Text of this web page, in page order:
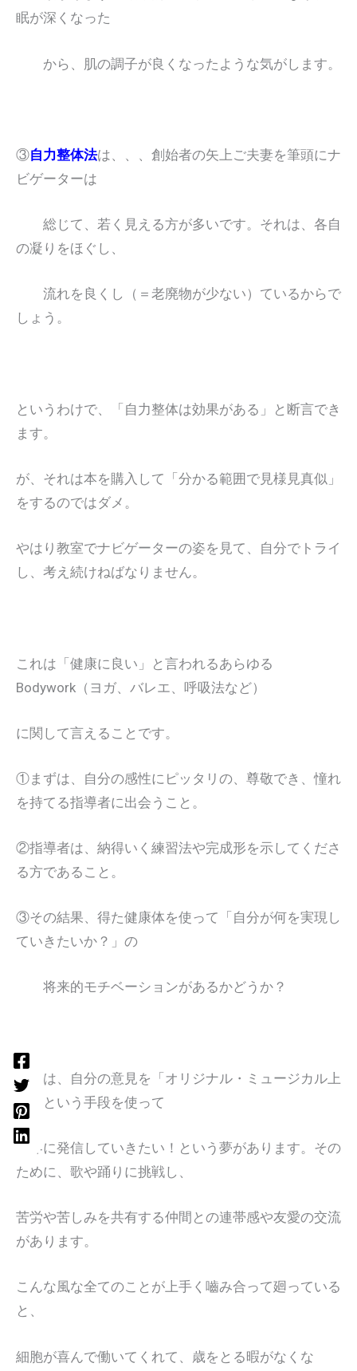
眠が深くなった
から、肌の調子が良くなったような気がします。
③自力整体法は、、、創始者の矢上ご夫妻を筆頭にナ
ビゲーターは
総じて、若く見える方が多いです。それは、各自
の凝りをほぐし、
流れを良くし（＝老廃物が少ない）ているからで
しょう。
というわけで、「自力整体は効果がある」と断言でき
ます。
が、それは本を購入して「分かる範囲で見様見真似」
をするのではダメ。
やはり教室でナビゲーターの姿を見て、自分でトライ
し、考え続けねばなりません。
これは「健康に良い」と言われるあらゆる
Bodywork（ヨガ、バレエ、呼吸法など）
に関して言えることです。
①まずは、自分の感性にピッタリの、尊敬でき、憧れ
を持てる指導者に出会うこと。
②指導者は、納得いく練習法や完成形を示してくださ
る方であること。
③その結果、得た健康体を使って「自分が何を実現し
ていきたいか？」の
将来的モチベーションがあるかどうか？
私には、自分の意見を「オリジナル・ミュージカル上
演」という手段を使って
世界に発信していきたい！という夢があります。その
ために、歌や踊りに挑戦し、
苦労や苦しみを共有する仲間との連帯感や友愛の交流
があります。
こんな風な全てのことが上手く嚙み合って廻っている
と、
細胞が喜んで働いてくれて、歳をとる暇がなくな